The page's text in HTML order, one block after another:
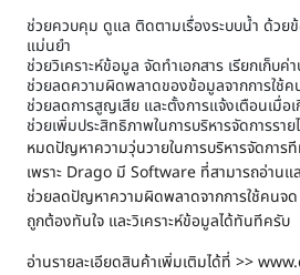
ช่วยควบคุม ดูแล ติดตามเรื่องระบบน้ำ ด้วย
แม่นยํา
ช่วยวิเคราะห์ข้อมูล จัดทำเอกสาร เรียกเก็บ
ช่วยลดความผิดพลาดของข้อมูลจากการใช้ค
ช่วยลดการสูญเสีย และตั้งการแจ้งเตือนเมื่อ
ช่วยเพิ่มประสิทธิภาพในการบริหารจัดการราย
หมดปัญหาความวุ่นวายในการบริหารจัดการ
เพราะ Drago มี Software ที่สามารถอ่าน
ช่วยลดปัญหาความผิดพลาดจากการใช้คนจ
ถูกต้องทันใจ และวิเคราะห์ข้อมูลได้ทันทีครับ
อ่านรายละเอียดสินค้าเพิ่มเติมได้ที่ >>